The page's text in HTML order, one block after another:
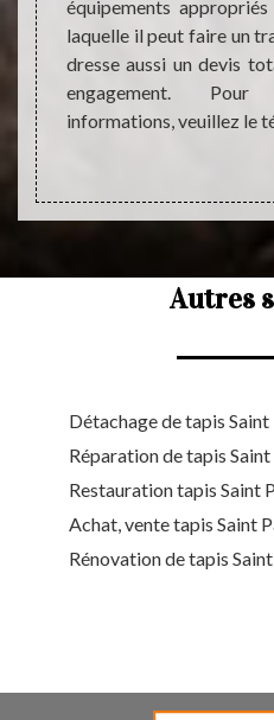
pour
de
des
équipements
laquelle il peut faire un
dresse aussi un devis
engagement.
informations, veuillez le
Autres
Détachage de tapis Saint
Réparation de tapis
Restauration tapis Saint
Achat, vente tapis Saint
Rénovation de tapis